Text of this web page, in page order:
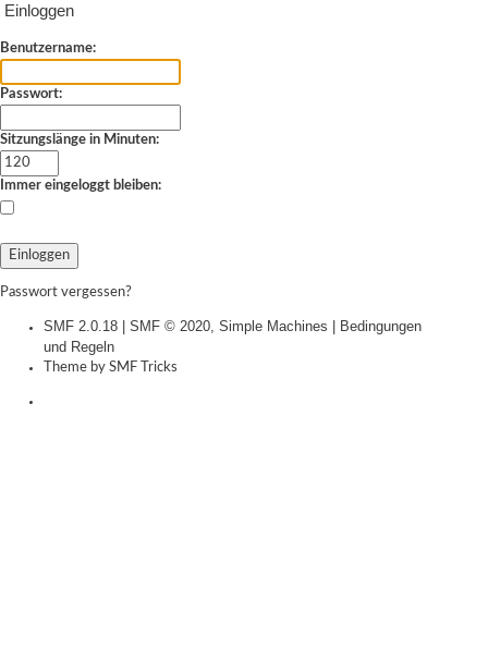
Einloggen
Benutzername:
Passwort:
Sitzungslänge in Minuten:
Immer eingeloggt bleiben:
Passwort vergessen?
SMF 2.0.18 | SMF © 2020 Simple Machines | Bedingungen
und Regeln
Theme by SMF Tricks